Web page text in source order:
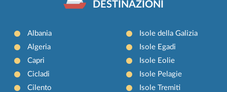
DESTINAZIONI
Albania
Algeria
Capri
Cicladi
Cilento
Isole della Galizia
Isole Egadi
Isole Eolie
Isole Pelagie
Isole Tremiti